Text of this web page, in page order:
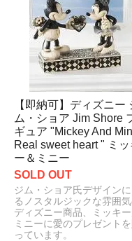
【即納可】ディズニー
ム・ショア Jim Shore
ギュア "Mickey And
Real sweet heart " ミッ
ー＆ミニー
SOLD OUT
ジム・ショア氏デザインに
るノスタルジックな雰囲
ディズニー商品、ミッキ
ミニーに愛のプレゼント
っています。